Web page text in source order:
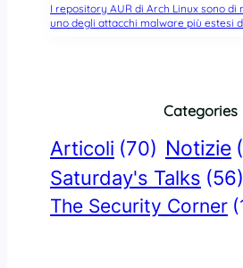
I repository AUR di Arch Linux sono di
uno degli attacchi malware più estesi
Categories
Articoli (70) Notizie
Saturday's Talks (56)
The Security Corner